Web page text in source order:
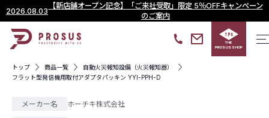
2026.08.03
【新店舗オープン記念】「ご来社受取」限定 5％OFFキャンペーン
のご案内
THE
PROSUS SHOP
トップ 商品一覧
自動火災報知設備（火災報知器）
フラット型発信機用取付アダプタパッキン YYI-PPH-D
メーカー名 ホーチキ株式会社